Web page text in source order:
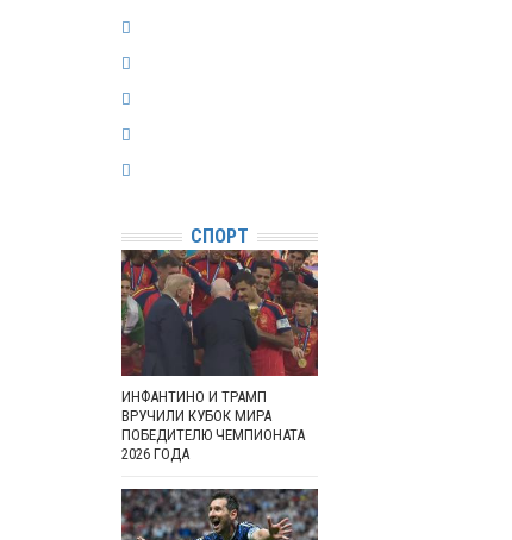
СПОРТ
ИНФАНТИНО И ТРАМП
ВРУЧИЛИ КУБОК МИРА
ПОБЕДИТЕЛЮ ЧЕМПИОНАТА
2026 ГОДА